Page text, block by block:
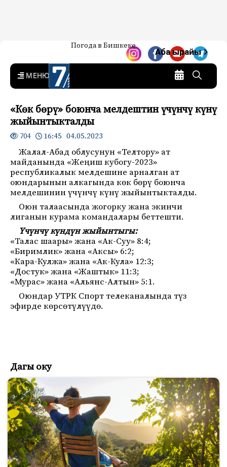
7-канал. Жаңылыктар —
Кыргызстан
Жаңылыктар — Кыргызстан
Погода в Бишкеке
Аба ырайы
MENU
«Көк бөрү» боюнча мелдештин үчүнчү күнү
жыйынтыкталды
704 16:45 04.05.2023
Жалал-Абад облусунун «Телтору» ат
майданында «Жеңиш кубогу-2023»
республикалык мелдешине арналган ат
оюндарынын алкагында көк бөрү боюнча
мелдешинин үчүнчү күнү жыйынтыкталды.
Оюн талаасында жогорку жана экинчи
лиганын курама командалары беттешти.
Үчүнчү күндүн жыйынтыгы:
«Талас шаары» жана «Ак-Суу» 8:4;
«Биримлик» жана «Аксы» 6:2;
«Кара-Кулжа» жана «Ак-Кула» 12:3;
«Достук» жана «Жаштык» 11:3;
«Мурас» жана «Альянс-Алтын» 5:1.
Оюндар УТРК Спорт телеканалында түз
эфирде көрсөтүлүүдө.
Дагы оку